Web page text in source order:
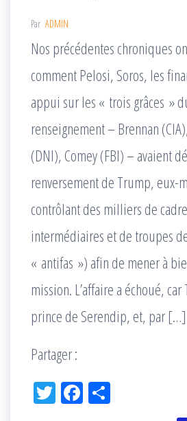
Par ADMIN
Nos précédentes chroniques
comment Pelosi, Soros, les
appui sur les « trois grâces »
renseignement – Brennan
(DNI), Comey (FBI) – avaient
renversement de Trump, eux-
contrôlant des milliers de
intermédiaires et de troupes
« antifas ») afin de mener à
mission. L’affaire a échoué,
prince de Serendip, et, par […]
Partager :
Tw Fac